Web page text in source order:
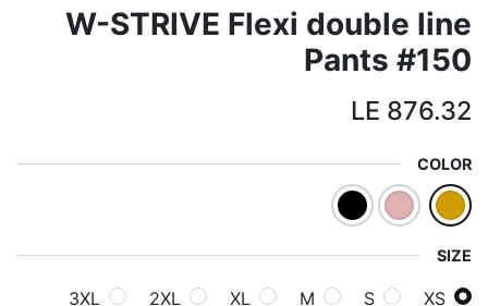
W-STRIVE Flexi double line
Pants #150
876.32
COLOR
SIZE
XS
S
M
XL
2XL
3XL